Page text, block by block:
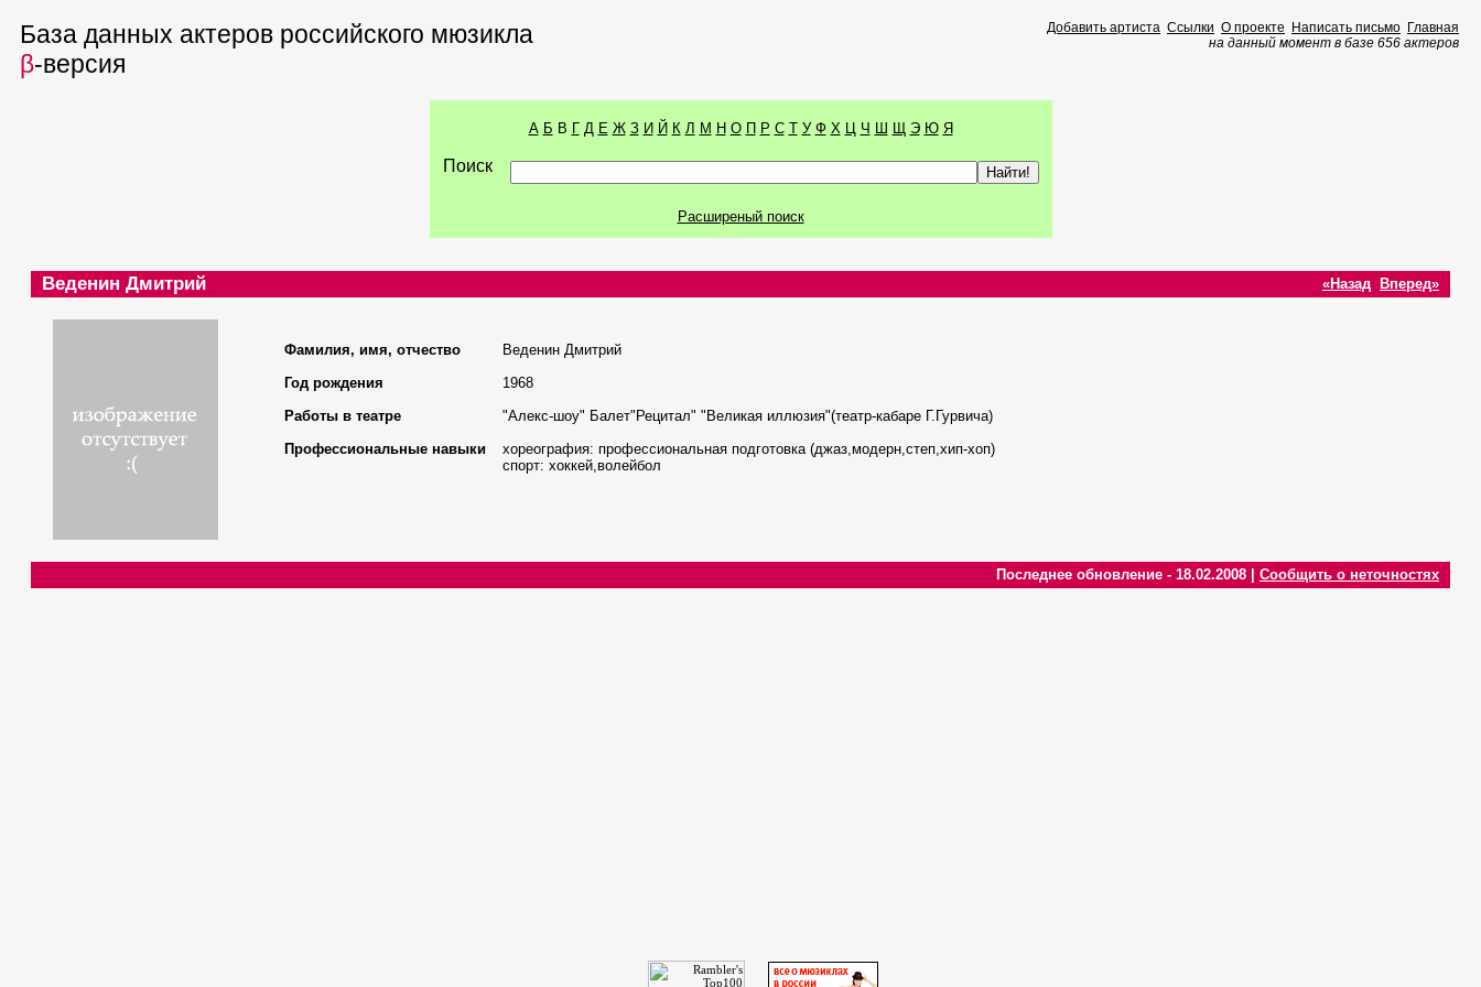
База данных актеров российского мюзикла
β-версия
Добавить артиста Ссылки О проекте Написать письмо Главная
на данный момент в базе 656 актеров
А Б В Г Д Е Ж З И Й К Л М Н О П Р С Т У Ф Х Ц Ч Ш Щ Э Ю Я
Поиск
Расширеный поиск
Веденин Дмитрий «Назад Вперед»
Фамилия, имя, отчество
Веденин Дмитрий
Год рождения
1968
Работы в театре
"Алекс-шоу" Балет"Рецитал" "Великая иллюзия"(театр-кабаре Г.Гурвича)
Профессиональные навыки
хореография: профессиональная подготовка (джаз,модерн,степ,хип-хоп)
спорт: хоккей,волейбол
Последнее обновление - 18.02.2008 | Сообщить о неточностях